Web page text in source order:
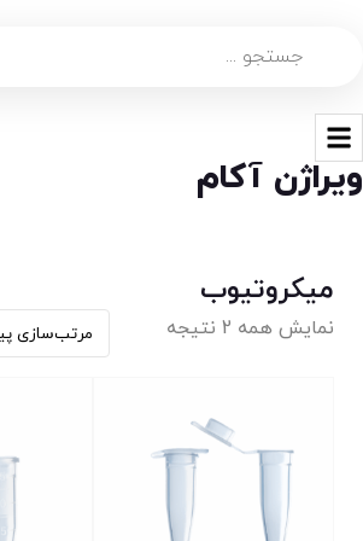
ویراژن آکام
میکروتیوب
نمایش همه 2 نتیجه